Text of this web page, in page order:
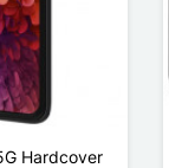
Hardcover